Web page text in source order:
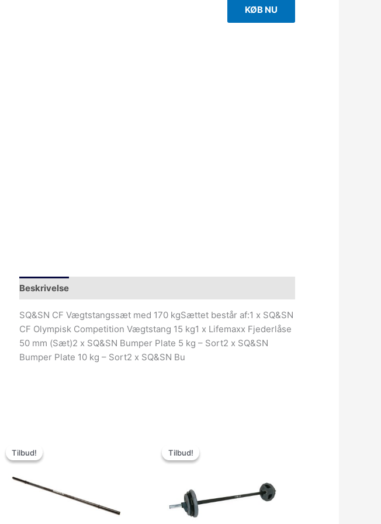
KØB NU
Beskrivelse
SQ&SN CF Vægtstangssæt med 170 kgSættet består af:1 x SQ&SN
CF Olympisk Competition Vægtstang 15 kg1 x Lifemaxx Fjederlåse
50 mm (Sæt)2 x SQ&SN Bumper Plate 5 kg – Sort2 x SQ&SN
Bumper Plate 10 kg – Sort2 x SQ&SN Bu
Tilbud!
Tilbud!
399.00kr..
Tilbud!
Tilbud!
1,379.00kr..1,249.00kr..